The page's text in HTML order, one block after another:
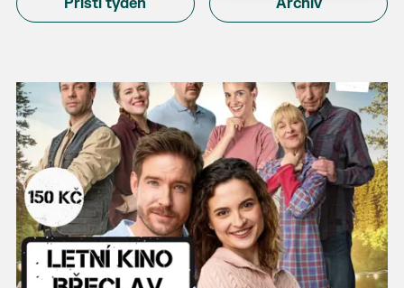
Příští týden Archiv